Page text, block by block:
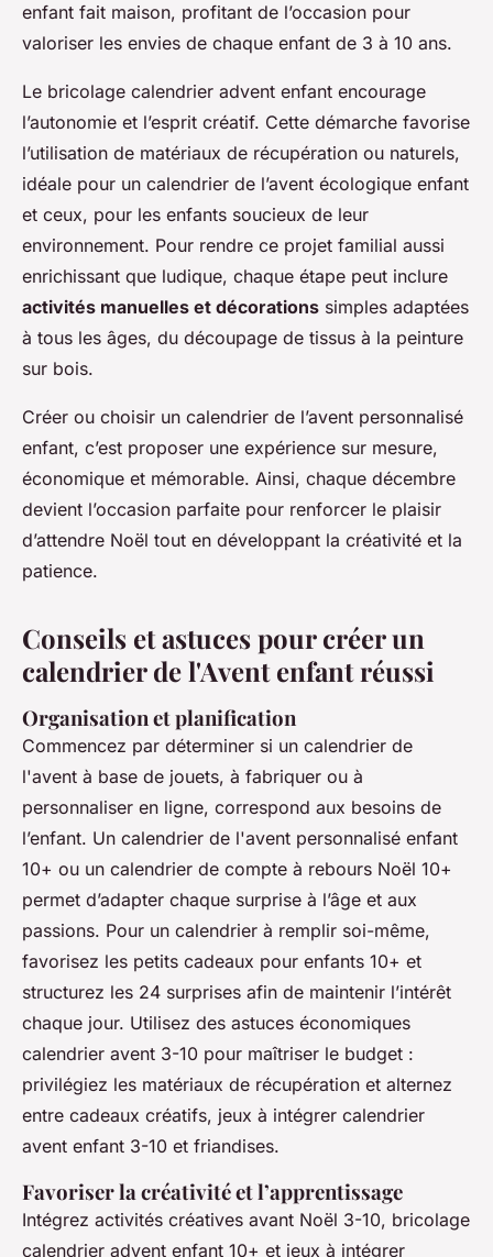
enfant fait maison, profitant de l’occasion pour
valoriser les envies de chaque enfant de 3 à 10 ans.
Le bricolage calendrier advent enfant encourage
l’autonomie et l’esprit créatif. Cette démarche favorise
l’utilisation de matériaux de récupération ou naturels,
idéale pour un calendrier de l’avent écologique enfant
et ceux, pour les enfants soucieux de leur
environnement. Pour rendre ce projet familial aussi
enrichissant que ludique, chaque étape peut inclure
activités manuelles et décorations simples adaptées
à tous les âges, du découpage de tissus à la peinture
sur bois.
Créer ou choisir un calendrier de l’avent personnalisé
enfant, c’est proposer une expérience sur mesure,
économique et mémorable. Ainsi, chaque décembre
devient l’occasion parfaite pour renforcer le plaisir
d’attendre Noël tout en développant la créativité et la
patience.
Conseils et astuces pour créer un
calendrier de l'Avent enfant réussi
Organisation et planification
Commencez par déterminer si un calendrier de
l'avent à base de jouets, à fabriquer ou à
personnaliser en ligne, correspond aux besoins de
l’enfant. Un calendrier de l'avent personnalisé enfant
10+ ou un calendrier de compte à rebours Noël 10+
permet d’adapter chaque surprise à l’âge et aux
passions. Pour un calendrier à remplir soi-même,
favorisez les petits cadeaux pour enfants 10+ et
structurez les 24 surprises afin de maintenir l’intérêt
chaque jour. Utilisez des astuces économiques
calendrier avent 3-10 pour maîtriser le budget :
privilégiez les matériaux de récupération et alternez
entre cadeaux créatifs, jeux à intégrer calendrier
avent enfant 3-10 et friandises.
Favoriser la créativité et l’apprentissage
Intégrez activités créatives avant Noël 3-10, bricolage
calendrier advent enfant 10+ et jeux à intégrer